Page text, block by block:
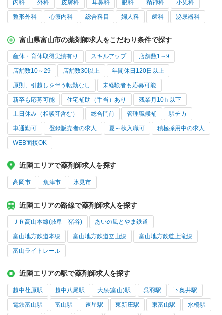
内科 外科 皮膚科 耳鼻科 眼科 精神科 小児科
整形外科 心療内科 総合科目 婦人科 歯科 泌尿器科
富山県富山市の薬剤師求人をこだわり条件で探す
産休・育休取得実績有り スキルアップ 店舗数1～9
店舗数10～29 店舗数30以上 年間休日120日以上
原則、引越しを伴う転勤なし 未経験者も応募可能
新卒も応募可能 住宅補助（手当）あり 残業月10ｈ以下
土日休み（相談可含む） 総合門前 管理職候補 駅チカ
車通勤可 登録販売者の求人 夏～秋入職可 積極採用中の求人
WEB面接OK
近隣エリアで薬剤師求人を探す
高岡市 魚津市 氷見市
近隣エリアの路線で薬剤師求人を探す
ＪＲ高山本線(岐阜－猪谷) あいの風とやま鉄道
富山地方鉄道本線 富山地方鉄道立山線 富山地方鉄道上滝線
富山ライトレール
近隣エリアの駅で薬剤師求人を探す
越中荏原駅 越中八尾駅 大泉(富山)駅 呉羽駅 下奥井駅
電鉄富山駅 富山駅 速星駅 東新庄駅 東富山駅 水橋駅